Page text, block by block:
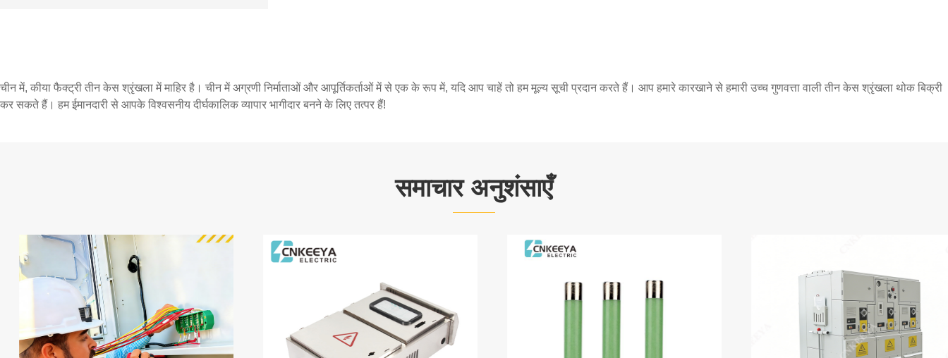
चीन में, कीया फैक्ट्री तीन केस श्रृंखला में माहिर है। चीन में अग्रणी निर्माताओं और आपूर्तिकर्ताओं में से एक के रूप में, यदि आप चाहें तो हम मूल्य सूची प्रदान करते हैं। आप हमारे कारखाने से हमारी उच्च गुणवत्ता वाली तीन केस श्रृंखला थोक बिक्री
कर सकते हैं। हम ईमानदारी से आपके विश्वसनीय दीर्घकालिक व्यापार भागीदार बनने के लिए तत्पर हैं!
समाचार अनुशंसाएँ